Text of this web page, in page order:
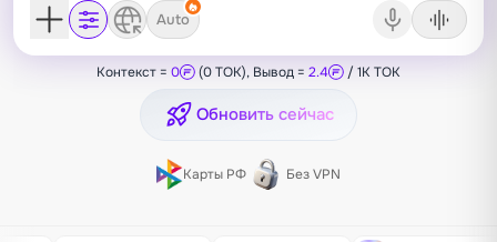
Auto
Контекст = 0 (0 TOK), Вывод = 2.4 / 1K TOK
Обновить сейчас
Карты РФ Без VPN